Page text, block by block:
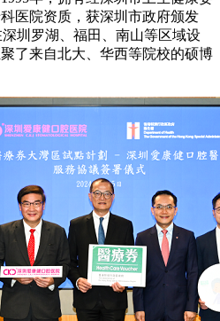
医院资质，获深圳市政府颁发
圳罗湖、福田、南山等区域设
了来自北大、华西等院校的硕博